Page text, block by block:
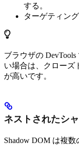
する。
ターゲティン
ブラウザの
い場合は、クローズ
が高いです。
ネストされたシ
Shadow DOM は複